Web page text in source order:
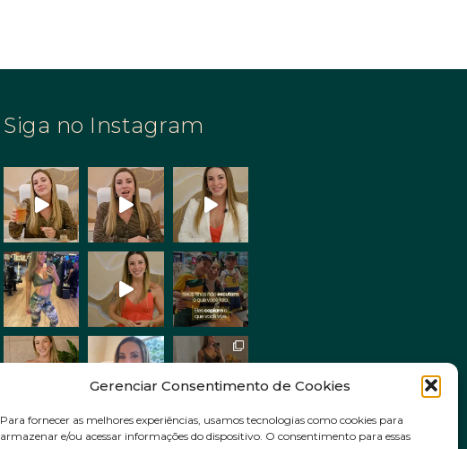
Gerenciar Consentimento de Cookies
Para fornecer as melhores experiências, usamos tecnologias como cookies para
armazenar e/ou acessar informações do dispositivo. O consentimento para essas
Siga no Instagram
Siga no Instagram